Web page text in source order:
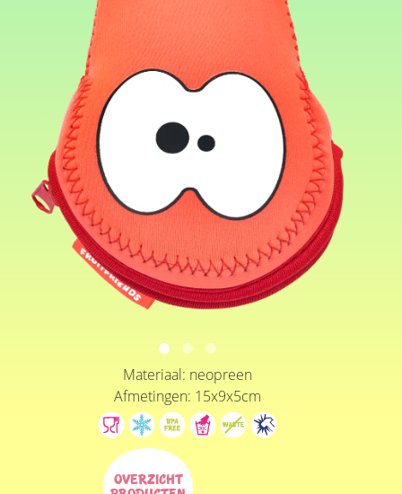
Materiaal: neopreen
Afmetingen: 15x9x5cm
Overzicht